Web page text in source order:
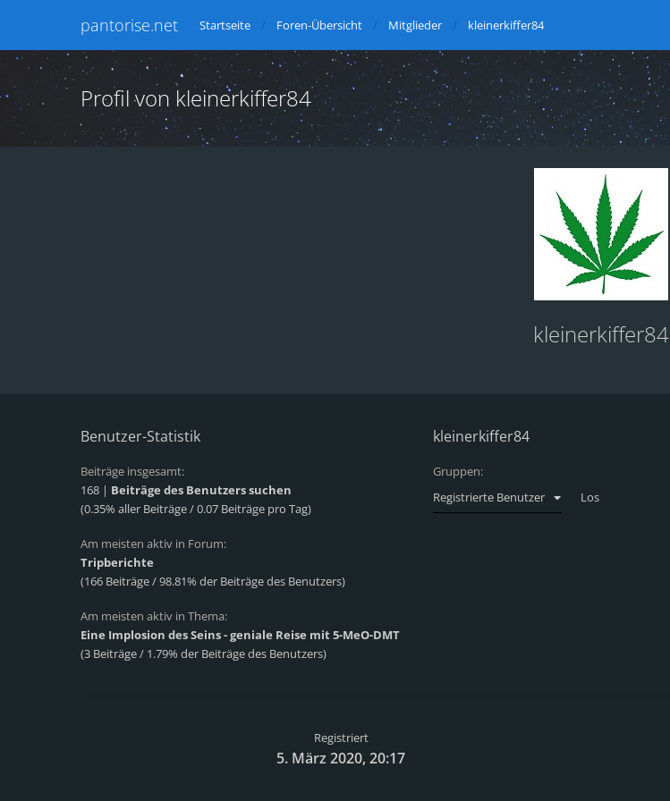
pantorise.net Startseite Foren-Übersicht Mitglieder kleinerkiffer84
Profil von kleinerkiffer84
kleinerkiffer84
Benutzer-Statistik
Beiträge insgesamt:
168 | Beiträge des Benutzers suchen
(0.35% aller Beiträge / 0.07 Beiträge pro Tag)
Am meisten aktiv in Forum:
Tripberichte
(166 Beiträge / 98.81% der Beiträge des Benutzers)
Am meisten aktiv in Thema:
Eine Implosion des Seins - geniale Reise mit 5-MeO-DMT
(3 Beiträge / 1.79% der Beiträge des Benutzers)
kleinerkiffer84
Gruppen:
Registrierte Benutzer
Registriert
5. März 2020, 20:17